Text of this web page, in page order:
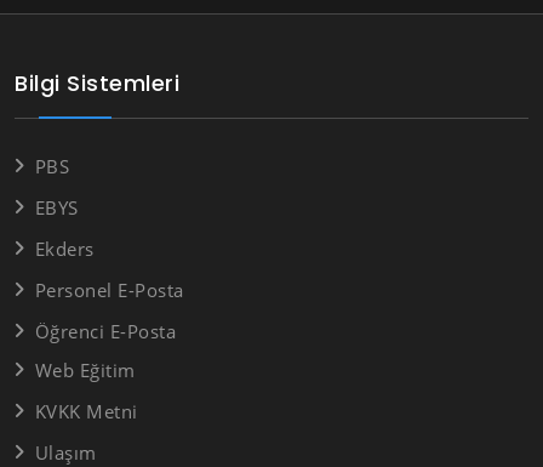
Bilgi Sistemleri
PBS
EBYS
Ekders
Personel E-Posta
Öğrenci E-Posta
Web Eğitim
KVKK Metni
Ulaşım